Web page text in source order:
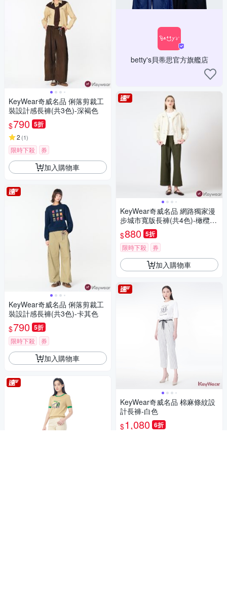
KeyWear奇威名品 俐落剪裁工
裝設計感長褲(共3色)-深褐色
$790 5折
2 (1)
限時下殺 券
加入購物車
KeyWear奇威名品 俐落剪裁工
裝設計感長褲(共3色)-卡其色
$790 5折
限時下殺 券
加入購物車
betty's貝蒂思官方旗艦店
KeyWear奇威名品 網路獨家漫
步城市寬版長褲(共4色)-橄欖綠
色
$880 5折
限時下殺 券
加入購物車
KeyWear奇威名品 棉麻條紋設
計長褲-白色
$1,080 6折